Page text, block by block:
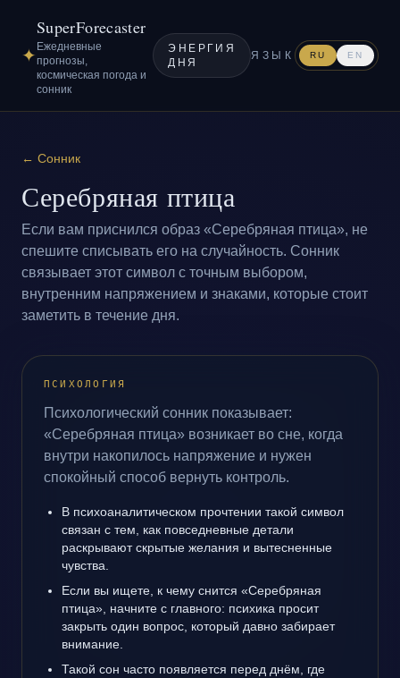
✦
SuperForecaster
Ежедневные
прогнозы,
космическая погода и
сонник
ЭНЕРГИЯ
ДНЯ
ЯЗЫК RU EN
← Сонник
Серебряная птица
Если вам приснился образ «Серебряная птица», не
спешите списывать его на случайность. Сонник
связывает этот символ с точным выбором,
внутренним напряжением и знаками, которые стоит
заметить в течение дня.
ПСИХОЛОГИЯ
Психологический сонник показывает:
«Серебряная птица» возникает во сне, когда
внутри накопилось напряжение и нужен
спокойный способ вернуть контроль.
В психоаналитическом прочтении такой символ
связан с тем, как повседневные детали
раскрывают скрытые желания и вытесненные
чувства.
Если вы ищете, к чему снится «Серебряная
птица», начните с главного: психика просит
закрыть один вопрос, который давно забирает
внимание.
Такой сон часто появляется перед днём, где